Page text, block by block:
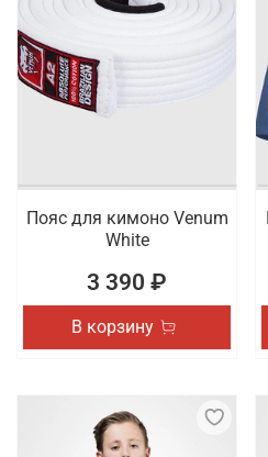
Пояс для кимоно Venum
White
3 390 ₽
В корзину